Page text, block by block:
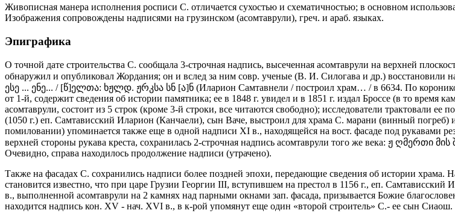
Живописная манера исполнения росписи С. отличается сухостью и схематичностью; в основном
Изображения сопровождены надписями на грузинском (асомтаврули), греч. и араб. языках.
Эпиграфика
О точной дате строительства С. сообщала 3-строчная надпись, высеченная асомтаврули на верхней
обнаружил и опубликовал Жордания; он и вслед за ним совр. ученые (В. И. Силогава и др.)
ესე ... ენე... / [წ]ელთა: ხჟლდ. ჟრკსა სნ [ა]ნ (Иларион Самтавнели / построил храм… / в 6634. По
от 1-й, содержит сведения об истории памятника; ее в 1848 г. увидел и в 1851 г. издал Броссе (в то время
асомтаврули, состоит из 5 строк (кроме 3-й строки, все читаются свободно); исследователи трактовали
(1050 г.) еп. Самтависский Иларион (Канчаели), сын Ваче, выстроил для храма С. марани (винный
помиловании) упоминается также еще в одной надписи XI в., находящейся на вост. фасаде под рукавами
верхней стороны рукава креста, сохранилась 2-строчная надпись асомтаврули того же века: ჟ ღმერთი
Очевидно, справа находилось продолжение надписи (утрачено).
Также на фасадах С. сохранились надписи более поздней эпохи, передающие сведения об истории храма.
становится известно, что при царе Грузии Георгии III, вступившем на престол в 1156 г., еп.
в., выполненной асомтаврули на 2 камнях над парными окнами зап. фасада, призывается Божие
находится надпись кон. XV - нач. XVI в., в к-рой упомянут еще один «второй строитель» С.- ее сын Сиаош.